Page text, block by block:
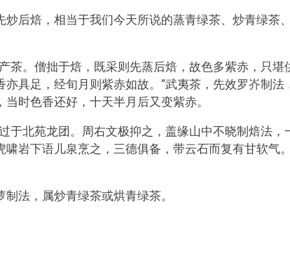
后焙，相当于我们今天所说的蒸青绿茶、炒青绿茶
茶。僧拙于焙，既采则先蒸后焙，故色多紫赤，只堪
具足，经旬月则紫赤如故。”武夷茶，先效罗岕制法
时色香还好，十天半月后又变紫赤。
于北苑龙团。周右文极抑之，盖缘山中不晓制焙法，
岩下语儿泉烹之，三德俱备，带云石而复有甘软气
法，属炒青绿茶或烘青绿茶。